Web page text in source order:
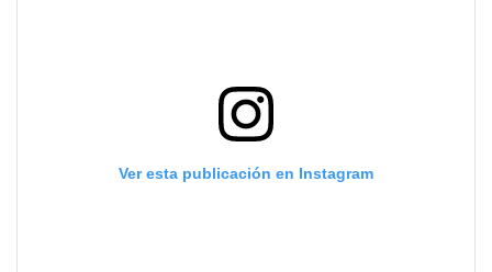
Ver esta publicación en Instagram